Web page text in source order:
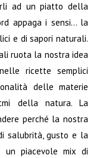
ad un piatto della
appaga i sensi… la
e di sapori naturali.
ruota la nostra idea
ricette semplici
delle materie
della natura. La
perché la nostra
salubrità, gusto e la
un piacevole mix di